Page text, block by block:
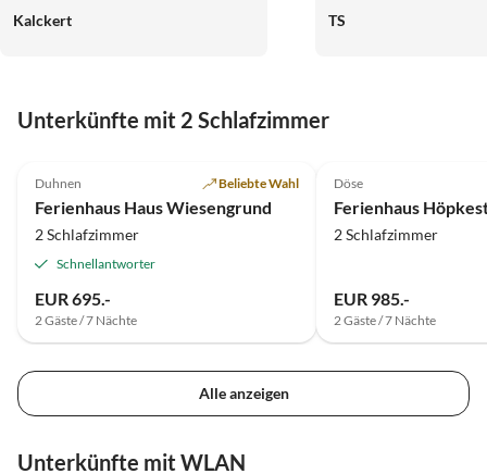
Kalckert
gefühlt. Die Ferienwohnung liegt
Lebensmittel-Laden. Vielen Dank
TS
Unterkünfte mit 2 Schlafzimmer
Duhnen Beliebte Wahl
Ferienhaus Haus Wiesengrund
2 Schlafzimmer
Schnellantworter
EUR 695.-
2 Gäste / 7 Nächte
Döse
Ferienhaus
2 Schlafzimmer
EUR 985.-
2 Gäste / 7 Nächte
Alle anzeigen
Unterkünfte mit WLAN